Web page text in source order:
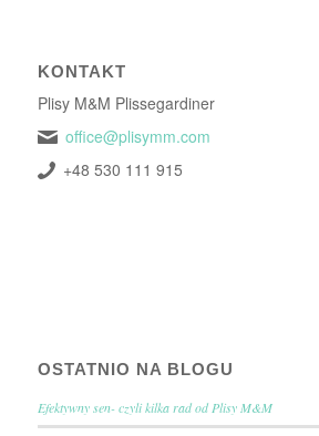
KONTAKT
Plisy M&M Plissegardiner
office@plisymm.com
+48 530 111 915
OSTATNIO NA BLOGU
Efektywny sen- czyli kilka rad od Plisy M&M